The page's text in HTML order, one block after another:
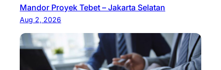
Mandor Proyek Tebet – Jakarta Selatan
Aug 2, 2026